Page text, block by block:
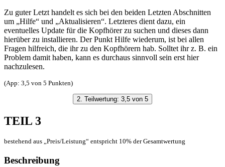
Zu guter Letzt handelt es sich bei den beiden Letzten Abschnitten
um „Hilfe“ und „Aktualisieren“. Letzteres dient dazu, ein
eventuelles Update für die Kopfhörer zu suchen und dieses dann
hierüber zu installieren. Der Punkt Hilfe wiederum, ist bei allen
Fragen hilfreich, die ihr zu den Kopfhörern hab. Solltet ihr z. B. ein
Problem damit haben, kann es durchaus sinnvoll sein erst hier
nachzulesen.
(App: 3,5 von 5 Punkten)
2. Teilwertung: 3,5 von 5
TEIL 3
bestehend aus „Preis/Leistung“ entspricht 10% der Gesamtwertung
Beschreibung